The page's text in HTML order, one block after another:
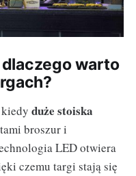
dlaczego warto
duże stoiska
broszur i
LED otwiera
czemu targi stają się